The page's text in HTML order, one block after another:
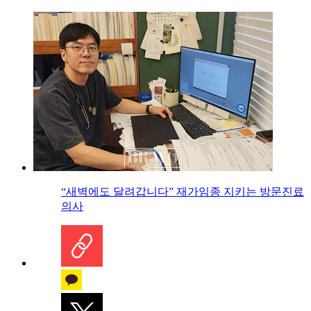
“새벽에도 달려갑니다” 재가임종 지키는 방문진료
의사